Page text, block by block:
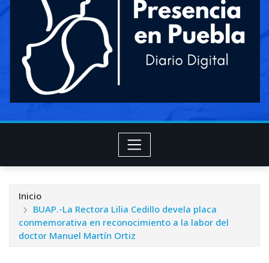
Inicio
BUAP.-La Rectora Lilia Cedillo devela placa
conmemorativa en reconocimiento a la labor del
doctor Manuel Martín Ortiz